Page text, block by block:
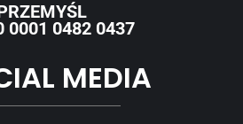
0001 0482 0437
MEDIA